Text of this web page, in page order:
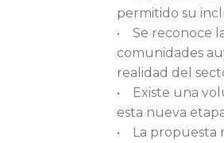
permitido su
• Se reconoce
comunidades
realidad del
• Existe una
esta nueva
• La propuesta